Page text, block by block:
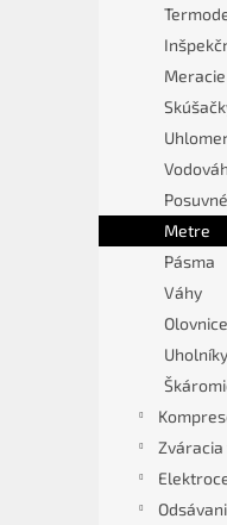
Metre
Pásma
Váhy
Olovnice
Uholníky